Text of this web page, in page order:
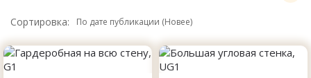
Сортировка: